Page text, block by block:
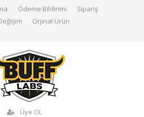
Ödeme Bildirimi
Sipariş
Orjinal Ürün
Üye OL